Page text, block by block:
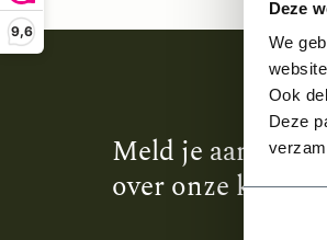
Deze
We
Ook
Deze
9,6
Meld je aan en
over onze